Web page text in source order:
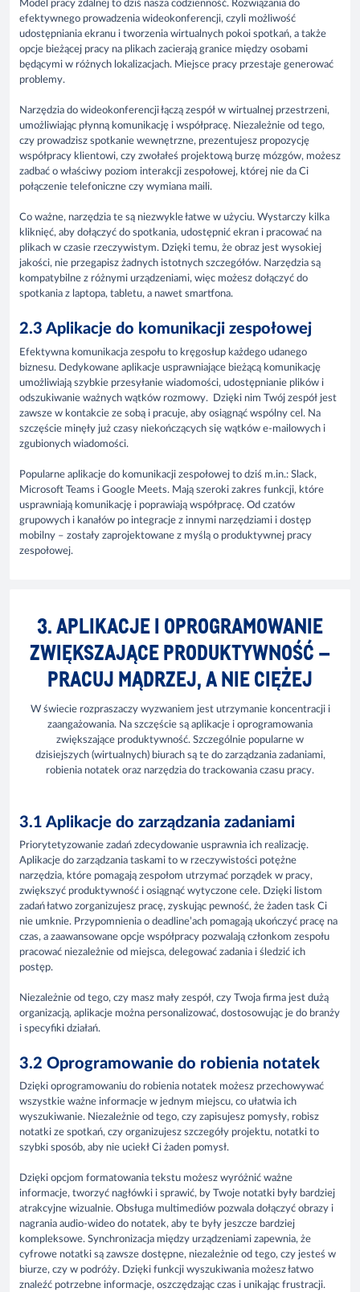
Model pracy zdalnej to dziś nasza codzienność. Rozwiązania do
efektywnego prowadzenia wideokonferencji, czyli możliwość
udostępniania ekranu i tworzenia wirtualnych pokoi spotkań, a także
opcje bieżącej pracy na plikach zacierają granice między osobami
będącymi w różnych lokalizacjach. Miejsce pracy przestaje generować
problemy.
Narzędzia do wideokonferencji łączą zespół w wirtualnej przestrzeni,
umożliwiając płynną komunikację i współpracę. Niezależnie od tego,
czy prowadzisz spotkanie wewnętrzne, prezentujesz propozycję
współpracy klientowi, czy zwołałeś projektową burzę mózgów, możesz
zadbać o właściwy poziom interakcji zespołowej, której nie da Ci
połączenie telefoniczne czy wymiana maili.
Co ważne, narzędzia te są niezwykle łatwe w użyciu. Wystarczy kilka
kliknięć, aby dołączyć do spotkania, udostępnić ekran i pracować na
plikach w czasie rzeczywistym. Dzięki temu, że obraz jest wysokiej
jakości, nie przegapisz żadnych istotnych szczegółów. Narzędzia są
kompatybilne z różnymi urządzeniami, więc możesz dołączyć do
spotkania z laptopa, tabletu, a nawet smartfona.
2.3 Aplikacje do komunikacji zespołowej
Efektywna komunikacja zespołu to kręgosłup każdego udanego
biznesu. Dedykowane aplikacje usprawniające bieżącą komunikację
umożliwiają szybkie przesyłanie wiadomości, udostępnianie plików i
odszukiwanie ważnych wątków rozmowy. Dzięki nim Twój zespół jest
zawsze w kontakcie ze sobą i pracuje, aby osiągnąć wspólny cel. Na
szczęście minęły już czasy niekończących się wątków e-mailowych i
zgubionych wiadomości.
Popularne aplikacje do komunikacji zespołowej to dziś m.in.: Slack,
Microsoft Teams i Google Meets. Mają szeroki zakres funkcji, które
usprawniają komunikację i poprawiają współpracę. Od czatów
grupowych i kanałów po integracje z innymi narzędziami i dostęp
mobilny – zostały zaprojektowane z myślą o produktywnej pracy
zespołowej.
3. APLIKACJE I OPROGRAMOWANIE
ZWIĘKSZAJĄCE PRODUKTYWNOŚĆ –
PRACUJ MĄDRZEJ, A NIE CIĘŻEJ
W świecie rozpraszaczy wyzwaniem jest utrzymanie koncentracji i
zaangażowania. Na szczęście są aplikacje i oprogramowania
zwiększające produktywność. Szczególnie popularne w
dzisiejszych (wirtualnych) biurach są te do zarządzania zadaniami,
robienia notatek oraz narzędzia do trackowania czasu pracy.
3.1 Aplikacje do zarządzania zadaniami
Priorytetyzowanie zadań zdecydowanie usprawnia ich realizację.
Aplikacje do zarządzania taskami to w rzeczywistości potężne
narzędzia, które pomagają zespołom utrzymać porządek w pracy,
zwiększyć produktywność i osiągnąć wytyczone cele. Dzięki listom
zadań łatwo zorganizujesz pracę, zyskując pewność, że żaden task Ci
nie umknie. Przypomnienia o deadline’ach pomagają ukończyć pracę na
czas, a zaawansowane opcje współpracy pozwalają członkom zespołu
pracować niezależnie od miejsca, delegować zadania i śledzić ich
postęp.
Niezależnie od tego, czy masz mały zespół, czy Twoja firma jest dużą
organizacją, aplikacje można personalizować, dostosowując je do branży
i specyfiki działań.
3.2 Oprogramowanie do robienia notatek
Dzięki oprogramowaniu do robienia notatek możesz przechowywać
wszystkie ważne informacje w jednym miejscu, co ułatwia ich
wyszukiwanie. Niezależnie od tego, czy zapisujesz pomysły, robisz
notatki ze spotkań, czy organizujesz szczegóły projektu, notatki to
szybki sposób, aby nie uciekł Ci żaden pomysł.
Dzięki opcjom formatowania tekstu możesz wyróżnić ważne
informacje, tworzyć nagłówki i sprawić, by Twoje notatki były bardziej
atrakcyjne wizualnie. Obsługa multimediów pozwala dołączyć obrazy i
nagrania audio-wideo do notatek, aby te były jeszcze bardziej
kompleksowe. Synchronizacja między urządzeniami zapewnia, że
cyfrowe notatki są zawsze dostępne, niezależnie od tego, czy jesteś w
biurze, czy w podróży. Dzięki funkcji wyszukiwania możesz łatwo
znaleźć potrzebne informacje, oszczędzając czas i unikając frustracji.